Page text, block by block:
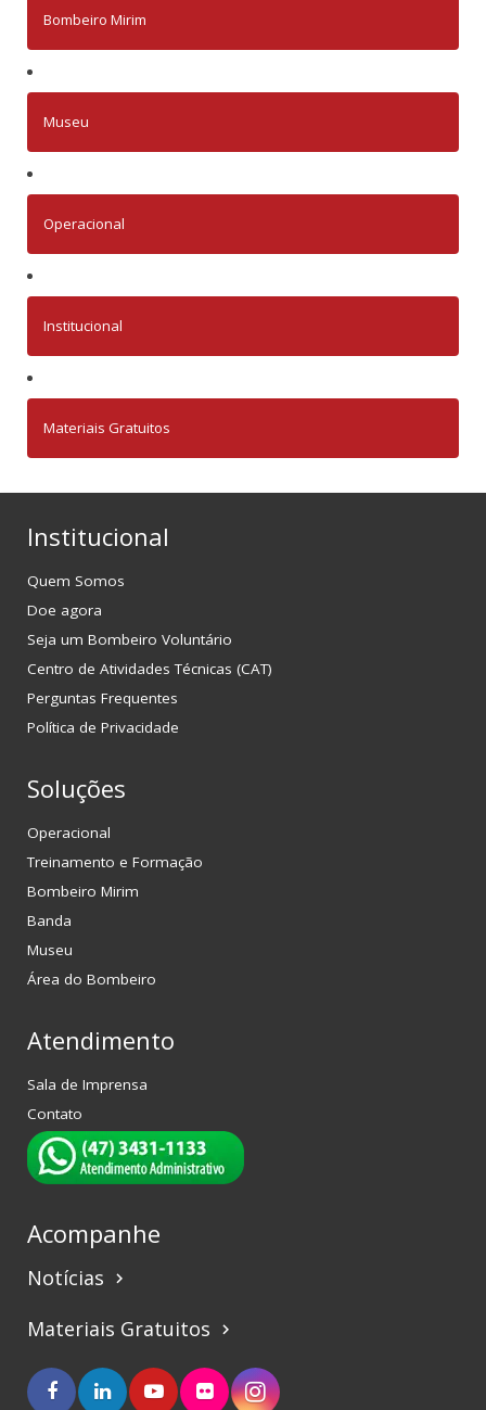
Bombeiro Mirim
Museu
Operacional
Institucional
Materiais Gratuitos
Institucional
Quem Somos
Doe agora
Seja um Bombeiro Voluntário
Centro de Atividades Técnicas (CAT)
Perguntas Frequentes
Política de Privacidade
Soluções
Operacional
Treinamento e Formação
Bombeiro Mirim
Banda
Museu
Área do Bombeiro
Atendimento
Sala de Imprensa
Contato
Acompanhe
Notícias keyboard_arrow_right
Materiais Gratuitos keyboard_arrow_right